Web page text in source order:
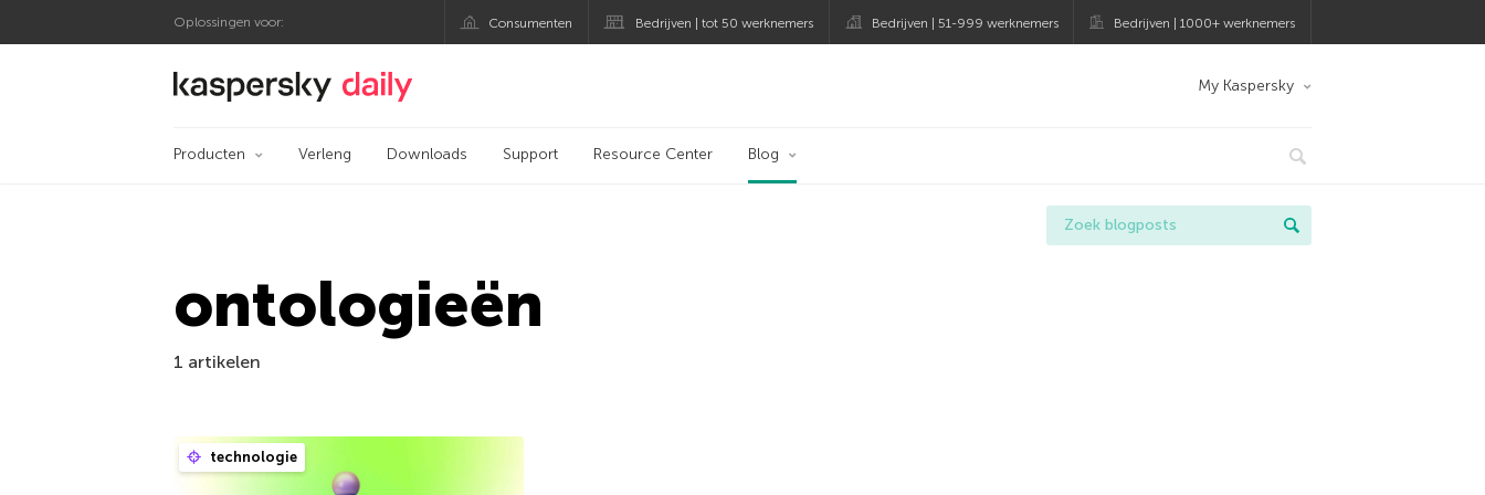
Oplossingen voor: Consumenten Bedrijven | tot 50 werknemers Bedrijven | 51-999 werknemers Bedrijven | 1000+ werknemers
Kaspersky official blog My Kaspersky
Producten Verleng Downloads Support Resource Center Blog
ontologieën
1 artikelen
technologie